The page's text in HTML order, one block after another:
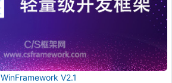
WinFramework V2.1